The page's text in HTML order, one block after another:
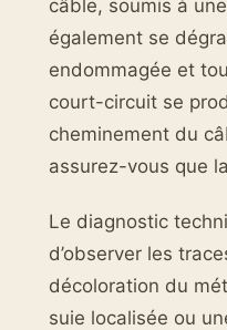
câble, soumis à
également se
endommagée et
court-circuit se
cheminement du
assurez-vous que
Le diagnostic
d’observer les
décoloration du
suie localisée ou